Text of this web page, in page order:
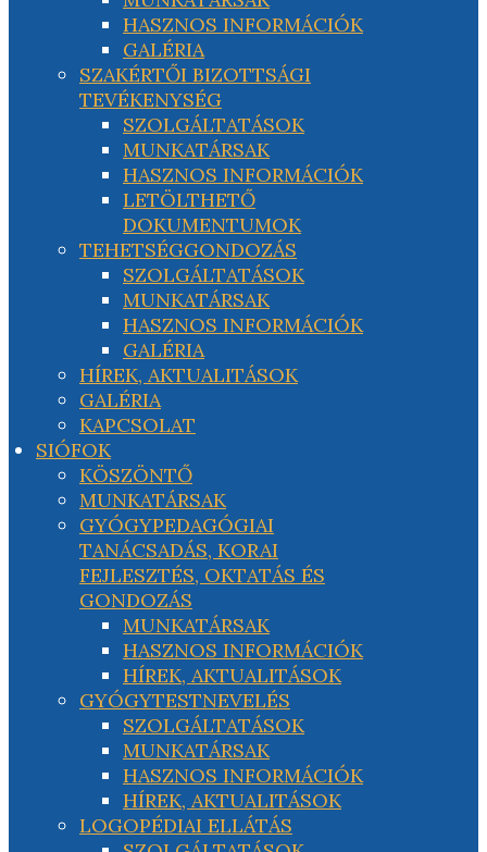
HASZNOS INFORMÁCIÓK
GALÉRIA
SZAKÉRTŐI BIZOTTSÁGI
TEVÉKENYSÉG
SZOLGÁLTATÁSOK
MUNKATÁRSAK
HASZNOS INFORMÁCIÓK
LETÖLTHETŐ
DOKUMENTUMOK
TEHETSÉGGONDOZÁS
SZOLGÁLTATÁSOK
MUNKATÁRSAK
HASZNOS INFORMÁCIÓK
GALÉRIA
HÍREK, AKTUALITÁSOK
GALÉRIA
KAPCSOLAT
SIÓFOK
KÖSZÖNTŐ
MUNKATÁRSAK
GYÓGYPEDAGÓGIAI
TANÁCSADÁS, KORAI
FEJLESZTÉS, OKTATÁS ÉS
GONDOZÁS
MUNKATÁRSAK
HASZNOS INFORMÁCIÓK
HÍREK, AKTUALITÁSOK
GYÓGYTESTNEVELÉS
SZOLGÁLTATÁSOK
MUNKATÁRSAK
HASZNOS INFORMÁCIÓK
HÍREK, AKTUALITÁSOK
LOGOPÉDIAI ELLÁTÁS